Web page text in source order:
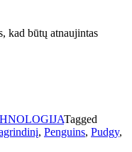
kad būtų atnaujintas
Tagged
, Penguins, Pudgy,